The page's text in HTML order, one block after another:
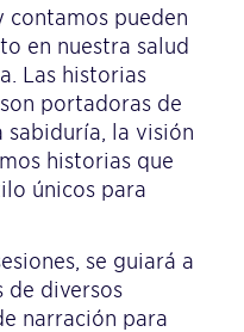
contamos pueden
en nuestra salud
Las historias
portadoras de
sabiduría, la visión
historias que
únicos para
se guiará a
de diversos
narración para